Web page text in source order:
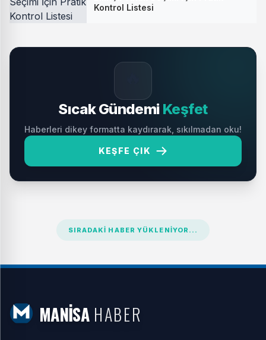
Kontrol Listesi
Sıcak Gündemi Keşfet
Haberleri dikey formatta kaydırarak, sıkılmadan oku!
KEŞFE ÇIK
SIRADAKI HABER YÜKLENIYOR...
MANİSA HABER